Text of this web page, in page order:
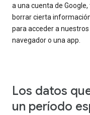
a una cuenta de
borrar cierta
para acceder a
navegador o una app.
Los datos
un período